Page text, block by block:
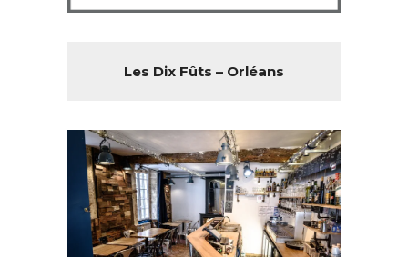
Les Dix Fûts – Orléans